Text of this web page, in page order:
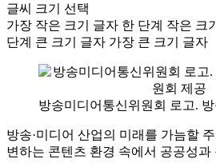
글씨 크기 선택
가장 작은 크기 글자 한 단계 작은 크
단계 큰 크기 글자 가장 큰 크기 글자
방송미디어통신위원회 로고.
방송·미디어 산업의 미래를 가늠할
변하는 콘텐츠 환경 속에서 공공성